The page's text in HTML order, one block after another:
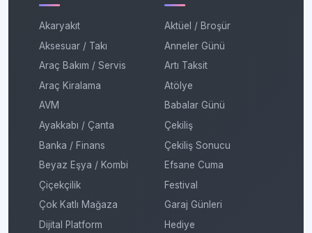
Akaryakıt
Aksesuar / Takı
Araç Bakım / Servis
Araç Kiralama
AVM
Ayakkabı / Çanta
Banka / Finans
Beyaz Eşya / Kombi
Çiçekçilik
Çok Katlı Mağaza
Dijital Platform
Aktüel / Broşür
Anneler Günü
Artı Taksit
Atölye
Babalar Günü
Çekiliş
Çekiliş Sonucu
Efsane Cuma
Festival
Garaj Günleri
Hediye